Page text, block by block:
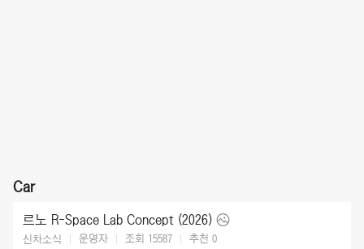
Car
르노 R-Space Lab Concept (2026)
신차소식 운영자 조회 15587 추천 0